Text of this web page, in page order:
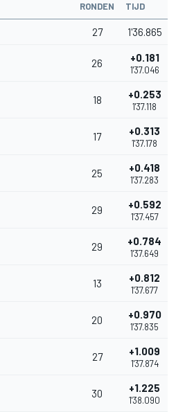
RONDEN TIJD
27 1'36.865
26 +0.181
1'37.046
18 +0.253
1'37.118
17 +0.313
1'37.178
25 +0.418
1'37.283
29 +0.592
1'37.457
29 +0.784
1'37.649
13 +0.812
1'37.677
20 +0.970
1'37.835
27 +1.009
1'37.874
30 +1.225
1'38.090